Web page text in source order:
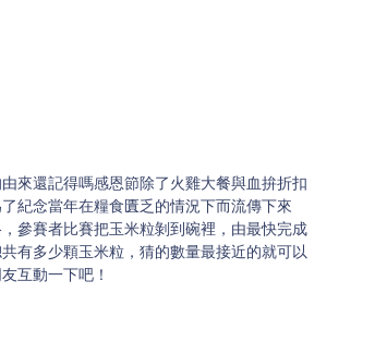
來還記得嗎感恩節除了火雞大餐與血拚折扣
紀念當年在糧食匱乏的情況下而流傳下來
參賽者比賽把玉米粒剝到碗裡，由最快完成
有多少顆玉米粒，猜的數量最接近的就可以
互動一下吧！